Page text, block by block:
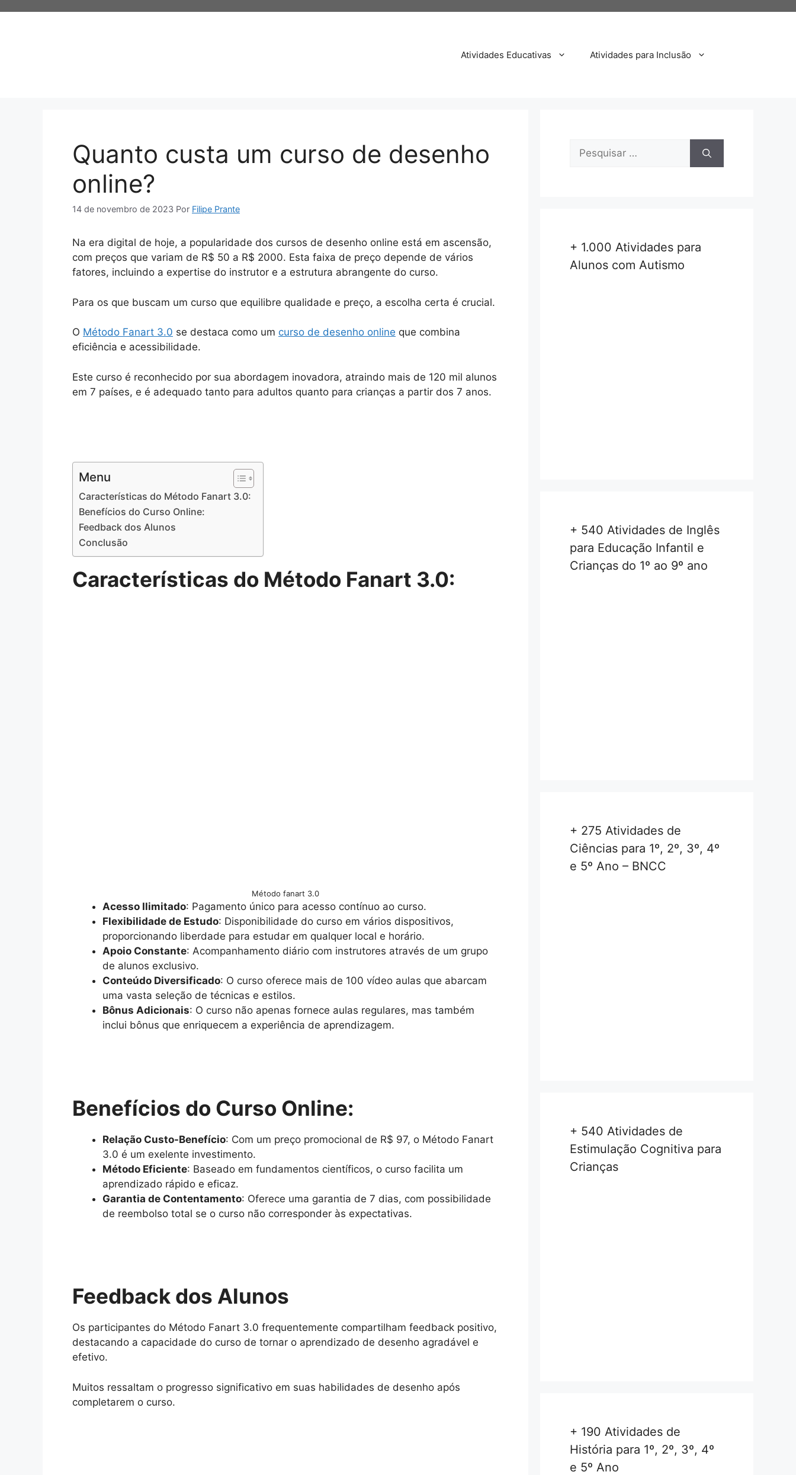
Atividades Educativas Atividades para Inclusão
Quanto custa um curso de desenho
online?
14 de novembro de 2023 Por Filipe Prante
Na era digital de hoje, a popularidade dos cursos de desenho online está em ascensão,
com preços que variam de R$ 50 a R$ 2000. Esta faixa de preço depende de vários
fatores, incluindo a expertise do instrutor e a estrutura abrangente do curso.
Para os que buscam um curso que equilibre qualidade e preço, a escolha certa é crucial.
O Método Fanart 3.0 se destaca como um curso de desenho online que combina
eficiência e acessibilidade.
Este curso é reconhecido por sua abordagem inovadora, atraindo mais de 120 mil alunos
em 7 países, e é adequado tanto para adultos quanto para crianças a partir dos 7 anos.
Menu
Características do Método Fanart 3.0:
Benefícios do Curso Online:
Feedback dos Alunos
Conclusão
Características do Método Fanart 3.0:
Método fanart 3.0
Acesso Ilimitado: Pagamento único para acesso contínuo ao curso.
Flexibilidade de Estudo: Disponibilidade do curso em vários dispositivos,
proporcionando liberdade para estudar em qualquer local e horário.
Apoio Constante: Acompanhamento diário com instrutores através de um grupo
de alunos exclusivo.
Conteúdo Diversificado: O curso oferece mais de 100 vídeo aulas que abarcam
uma vasta seleção de técnicas e estilos.
Bônus Adicionais: O curso não apenas fornece aulas regulares, mas também
inclui bônus que enriquecem a experiência de aprendizagem.
Benefícios do Curso Online:
Relação Custo-Benefício: Com um preço promocional de R$ 97, o Método Fanart
3.0 é um exelente investimento.
Método Eficiente: Baseado em fundamentos científicos, o curso facilita um
aprendizado rápido e eficaz.
Garantia de Contentamento: Oferece uma garantia de 7 dias, com possibilidade
de reembolso total se o curso não corresponder às expectativas.
Feedback dos Alunos
Os participantes do Método Fanart 3.0 frequentemente compartilham feedback positivo,
destacando a capacidade do curso de tornar o aprendizado de desenho agradável e
efetivo.
Muitos ressaltam o progresso significativo em suas habilidades de desenho após
completarem o curso.
Pesquisar
+ 1.000 Atividades para
Alunos com Autismo
+ 540 Atividades de Inglês
para Educação Infantil e
Crianças do 1º ao 9º ano
+ 275 Atividades de
Ciências para 1º, 2º, 3º, 4º
e 5º Ano – BNCC
+ 540 Atividades de
Estimulação Cognitiva para
Crianças
+ 190 Atividades de
História para 1º, 2º, 3º, 4º
e 5º Ano